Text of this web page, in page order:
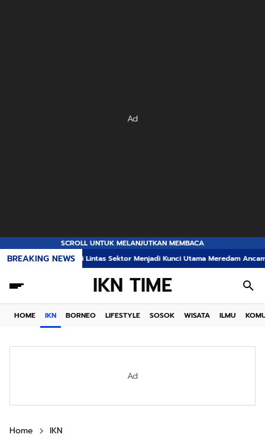
Ad
SCROLL UNTUK MELANJUTKAN MEMBACA
BREAKING NEWS
Lintas Sektor Menjadi Kunci Utama Meredam Ancaman Kebakaran
IKN TIME
HOME IKN BORNEO LIFESTYLE SOSOK WISATA ILMU
Ad
Home IKN